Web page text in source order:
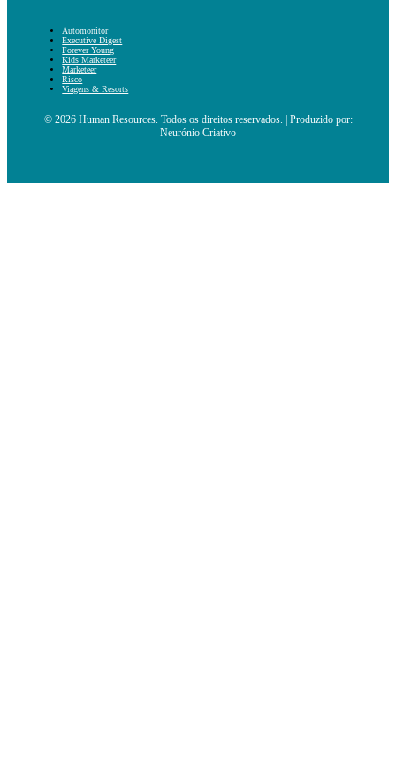
Automonitor
Executive Digest
Forever Young
Kids Marketeer
Marketeer
Risco
Viagens & Resorts
© 2026 Human Resources. Todos os direitos reservados. | Produzido por:
Neurónio Criativo